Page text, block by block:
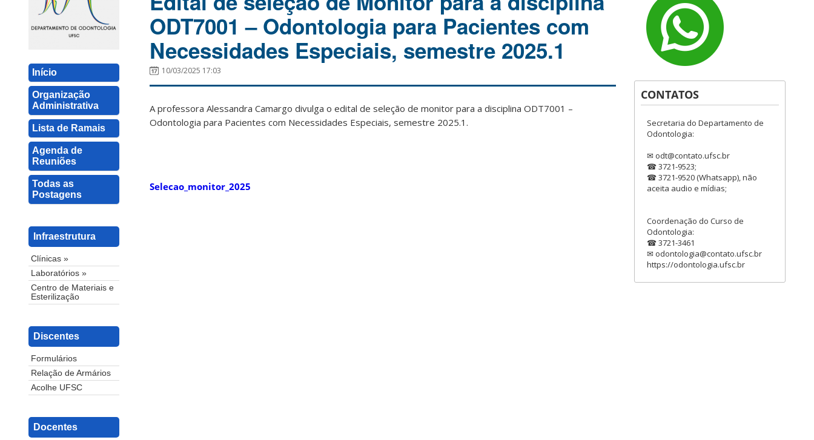
Início
Organização
Administrativa
Lista de Ramais
Agenda de
Reuniões
Todas as
Postagens
Infraestrutura
Clínicas »
Laboratórios »
Centro de Materiais e
Esterilização
Discentes
Formulários
Relação de Armários
Acolhe UFSC
Docentes
ODT7001 – Odontologia para Pacientes com
Necessidades Especiais, semestre 2025.1
10/03/2025 17:03
A professora Alessandra Camargo divulga o edital de seleção de monitor para a disciplina ODT7001 –
Odontologia para Pacientes com Necessidades Especiais, semestre 2025.1.
Selecao_monitor_2025
CONTATOS
Secretaria do Departamento de
Odontologia:
✉ odt@contato.ufsc.br
☎ 3721-9523;
☎ 3721-9520 (Whatsapp), não
aceita audio e mídias;
Coordenação do Curso de
Odontologia:
☎ 3721-3461
✉ odontologia@contato.ufsc.br
https://odontologia.ufsc.br